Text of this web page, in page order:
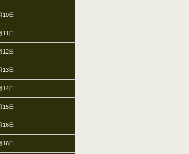
10日
11日
12日
13日
14日
15日
16日
16日